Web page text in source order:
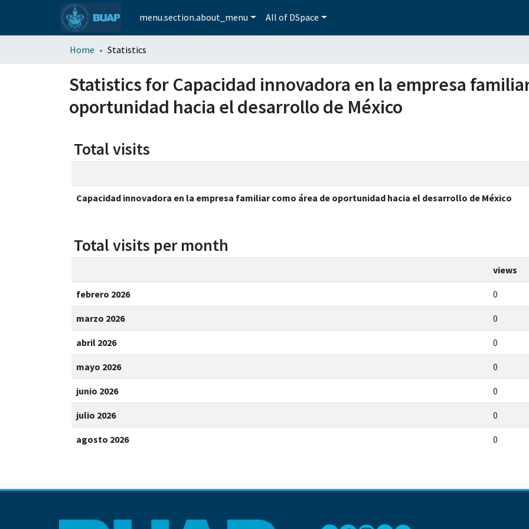
menu.section.about_menu All of DSpace
Home Statistics
Statistics for Capacidad innovadora en la empresa
oportunidad hacia el desarrollo de México
Total visits
Capacidad innovadora en la empresa familiar como área de oportunidad hacia el desarrollo de México
Total visits per month
views
febrero 2026 0
marzo 2026 0
abril 2026 0
mayo 2026 0
junio 2026 0
julio 2026 0
agosto 2026 0